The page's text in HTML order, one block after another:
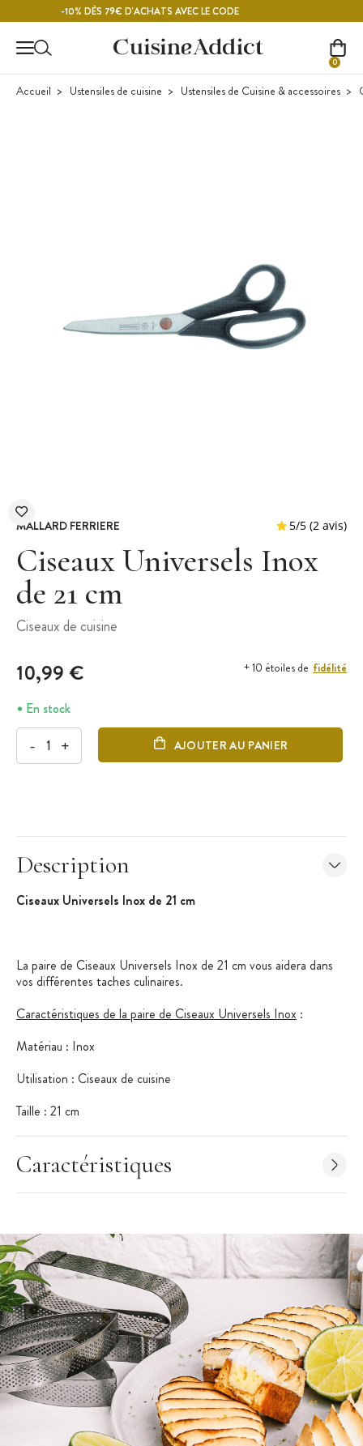
Contenu principal-10% DÈS 79€ D'ACHATS AVEC LE CODE
0
Accueil Ustensiles de cuisine Ustensiles de Cuisine & accessoires
MALLARD FERRIERE
Ciseaux Universels Inox
de 21 cm
Ciseaux de cuisine
10,99 € + 10 étoiles de fidélité
En stock
- + AJOUTER AU PANIER
Description
Ciseaux Universels Inox de 21 cm
La paire de Ciseaux Universels Inox de 21 cm vous aidera dans
vos différentes taches culinaires.
Caractéristiques de la paire de Ciseaux Universels Inox :
Matériau : Inox
Utilisation : Ciseaux de cuisine
Taille : 21 cm
Caractéristiques